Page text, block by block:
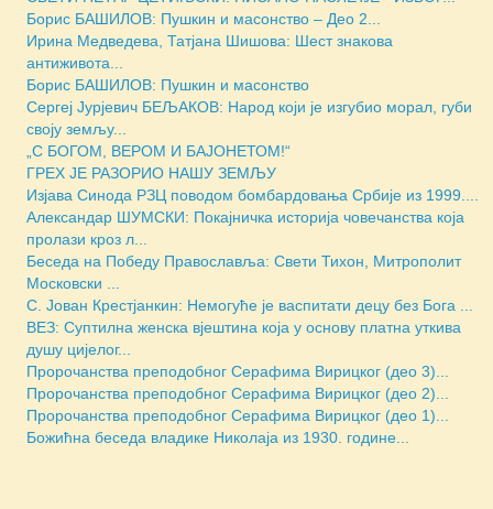
Борис БАШИЛОВ: Пушкин и масонство – Део 2...
Ирина Медведева, Татјана Шишова: Шест знакова
антиживота...
Борис БАШИЛОВ: Пушкин и масонство
Сергеј Јурјевич БЕЉАКОВ: Народ који је изгубио морал, губи
своју земљу...
„С БОГОМ, ВЕРОМ И БАЈОНЕТОМ!“
ГРЕХ ЈЕ РАЗОРИО НАШУ ЗЕМЉУ
Изјава Синода РЗЦ поводом бомбардовања Србије из 1999....
Александар ШУМСКИ: Покајничка историја човечанства која
пролази кроз л...
Беседа на Победу Православља: Свети Тихон, Митрополит
Московски ...
С. Јован Крестјанкин: Немогуће је васпитати децу без Бога ...
ВЕЗ: Суптилна женска вјештина која у основу платна уткива
душу цијелог...
Пророчанства преподобног Серафима Вирицког (део 3)...
Пророчанства преподобног Серафима Вирицког (део 2)...
Пророчанства преподобног Серафима Вирицког (део 1)...
Божићна беседа владике Николаја из 1930. године...